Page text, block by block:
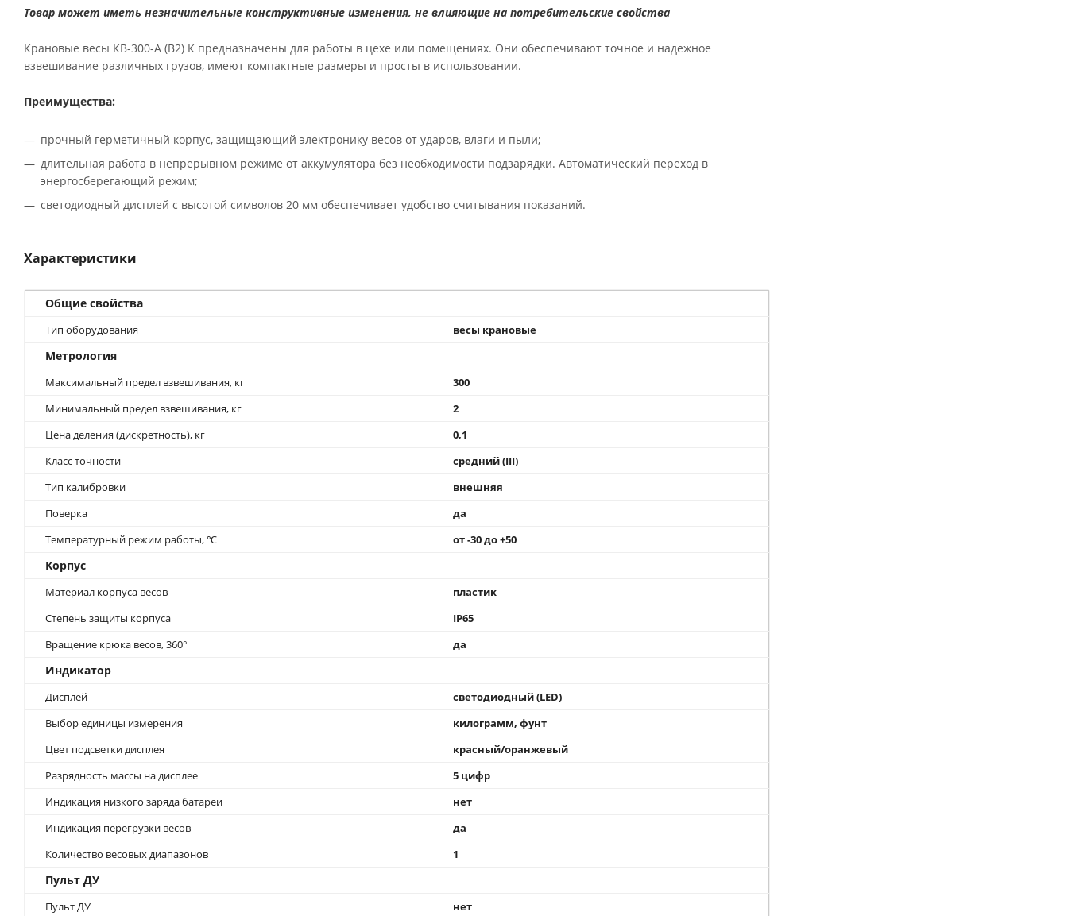
Товар может иметь незначительные конструктивные изменения, не влияющие на потребительские свойства
Крановые весы КВ-300-А (В2) К предназначены для работы в цехе или помещениях. Они обеспечивают точное и надежное
взвешивание различных грузов, имеют компактные размеры и просты в использовании.
Преимущества:
прочный герметичный корпус, защищающий электронику весов от ударов, влаги и пыли;
длительная работа в непрерывном режиме от аккумулятора без необходимости подзарядки. Автоматический переход в
энергосберегающий режим;
светодиодный дисплей с высотой символов 20 мм обеспечивает удобство считывания показаний.
Характеристики
Общие свойства
Тип оборудования весы крановые
Метрология
Максимальный предел взвешивания, кг
300
Минимальный предел взвешивания, кг
2
Цена деления (дискретность), кг
0,1
Класс точности
средний (III)
Тип калибровки
внешняя
Поверка
да
Температурный режим работы, ℃
от -30 до +50
Корпус
Материал корпуса весов
пластик
Степень защиты корпуса
IP65
Вращение крюка весов, 360°
да
Индикатор
Дисплей
светодиодный (LED)
Выбор единицы измерения
килограмм, фунт
Цвет подсветки дисплея
красный/оранжевый
Разрядность массы на дисплее
5 цифр
Индикация низкого заряда батареи
нет
Индикация перегрузки весов
да
Количество весовых диапазонов
1
Пульт ДУ
Пульт ДУ
нет